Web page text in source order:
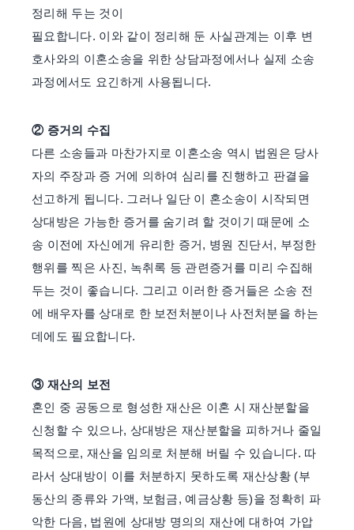
정리해 두는 것이
필요합니다. 이와 같이 정리해 둔 사실관계는 이후 변
호사와의 이혼소송을 위한 상담과정에서나 실제 소송
과정에서도 요긴하게 사용됩니다.
② 증거의 수집
다른 소송들과 마찬가지로 이혼소송 역시 법원은 당사
자의 주장과 증 거에 의하여 심리를 진행하고 판결을
선고하게 됩니다. 그러나 일단 이 혼소송이 시작되면
상대방은 가능한 증거를 숨기려 할 것이기 때문에 소
송 이전에 자신에게 유리한 증거, 병원 진단서, 부정한
행위를 찍은 사진, 녹취록 등 관련증거를 미리 수집해
두는 것이 좋습니다. 그리고 이러한 증거들은 소송 전
에 배우자를 상대로 한 보전처분이나 사전처분을 하는
데에도 필요합니다.
③ 재산의 보전
혼인 중 공동으로 형성한 재산은 이혼 시 재산분할을
신청할 수 있으나, 상대방은 재산분할을 피하거나 줄일
목적으로, 재산을 임의로 처분해 버릴 수 있습니다. 따
라서 상대방이 이를 처분하지 못하도록 재산상황 (부
동산의 종류와 가액, 보험금, 예금상황 등)을 정확히 파
악한 다음, 법원에 상대방 명의의 재산에 대하여 가압